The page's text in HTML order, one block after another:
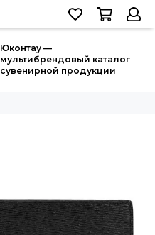
Юконтау —
мультибрендовый каталог
сувенирной продукции